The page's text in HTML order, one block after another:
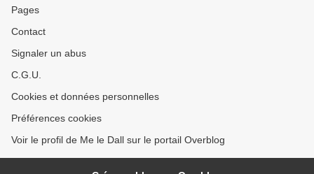
Pages
Contact
Signaler un abus
C.G.U.
Cookies et données personnelles
Préférences cookies
Voir le profil de Me le Dall sur le portail Overblog